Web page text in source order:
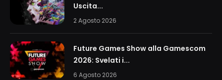
Uscita...
2 Agosto 2026
Future Games Show alla Gamescom
2026: Svelati i...
6 Agosto 2026